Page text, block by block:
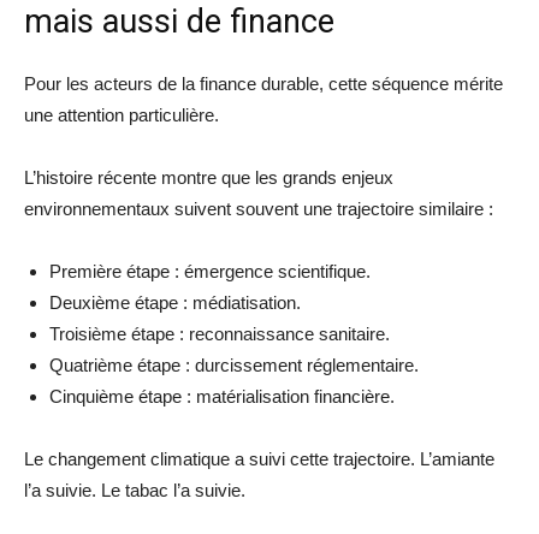
mais aussi de finance
Pour les acteurs de la finance durable, cette séquence mérite
une attention particulière.
L’histoire récente montre que les grands enjeux
environnementaux suivent souvent une trajectoire similaire :
Première étape : émergence scientifique.
Deuxième étape : médiatisation.
Troisième étape : reconnaissance sanitaire.
Quatrième étape : durcissement réglementaire.
Cinquième étape : matérialisation financière.
Le changement climatique a suivi cette trajectoire. L’amiante
l’a suivie. Le tabac l’a suivie.